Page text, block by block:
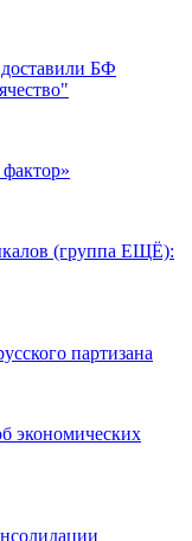
БФ
(группа ЕЩЁ):
партизана
экономических